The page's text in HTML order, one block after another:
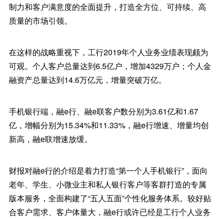
制力和客户满意度的全面提升，打造全方位、可持续、高
质量的市场引领。
在这样的战略重视下，工行2019年个人业务业绩表现颇为
可观。个人客户总量达到6.5亿户，增加4329万户；个人金
融资产总量达到14.6万亿元，增量突破万亿。
手机银行端，融e行、融e联客户数分别为3.61亿和1.67
亿，增幅分别为15.34%和11.33%，融e行增速、增量均创
新高，融e联增速放缓。
财报对融e行的介绍是着力打造“第一个人手机银行”，面向
老年、学生、小微业主和私人银行客户等客群打造的专属
版本服务，全面构建了“五人五面”个性化服务体系。较好贴
合客户需求、客户体量大，融e行或许已经是工行个人业务